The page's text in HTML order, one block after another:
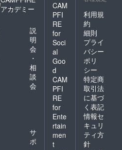
アカデミー
説
明
会
・
相
談
会
サ
ポ
CAM
PFI
RE
for
Soci
al
Goo
d
CAM
PFI
RE
for
Ente
rtain
men
t
利用規
約
細則
プライ
バシー
ポリ
シー
特定商
取引法
に基づ
く表記
情報セ
キュリ
ティ方
針